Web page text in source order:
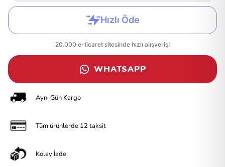
WHATSAPP
Aynı Gün Kargo
Tüm ürünlerde 12 taksit
Kolay İade